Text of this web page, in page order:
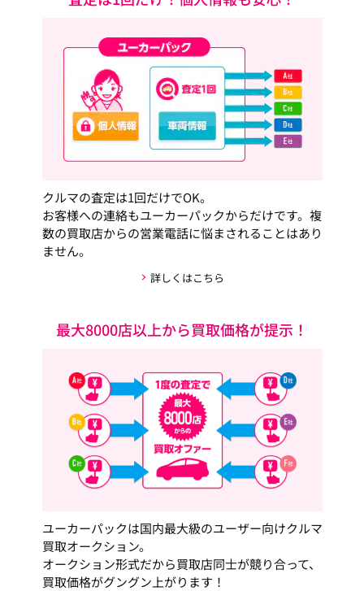
クルマの査定は1回だけでOK。
お客様への連絡もユーカーパックからだけです。複
数の買取店からの営業電話に悩まされることはあり
ません。
詳しくはこちら
最大8000店以上から買取価格が提示！
ユーカーパックは国内最大級のユーザー向けクルマ
買取オークション。
オークション形式だから買取店同士が競り合って、
買取価格がグングン上がります！